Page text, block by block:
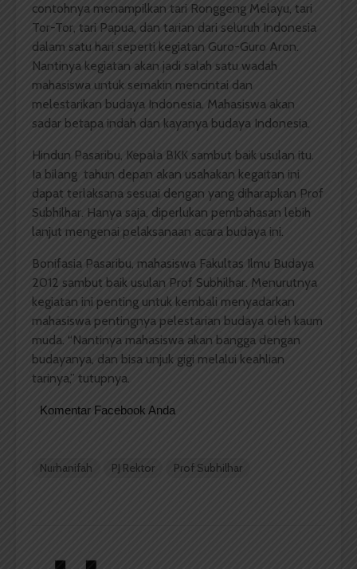
contohnya menampilkan tari Ronggeng Melayu, tari
Tor-Tor, tari Papua, dan tarian dari seluruh Indonesia
dalam satu hari seperti kegiatan Guro-Guro Aron.
Nantinya kegiatan akan jadi salah satu wadah
mahasiswa untuk semakin mencintai dan
melestarikan budaya Indonesia. Mahasiswa akan
sadar betapa indah dan kayanya budaya Indonesia.
Hindun Pasaribu, Kepala BKK sambut baik usulan itu.
Ia bilang tahun depan akan usahakan kegaitan ini
dapat terlaksana sesuai dengan yang diharapkan Prof
Subhilhar. Hanya saja, diperlukan pembahasan lebih
lanjut mengenai pelaksanaan acara budaya ini.
Bonifasia Pasaribu, mahasiswa Fakultas Ilmu Budaya
2012 sambut baik usulan Prof Subhilhar. Menurutnya
kegiatan ini penting untuk kembali menyadarkan
mahasiswa pentingnya pelestarian budaya oleh kaum
muda. “Nantinya mahasiswa akan bangga dengan
budayanya, dan bisa unjuk gigi melalui keahlian
tarinya,” tutupnya.
Komentar Facebook Anda
Nurhanifah PJ Rektor Prof Subhilhar